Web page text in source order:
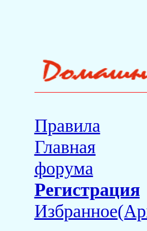
Правила
Главная
форума
Регистрация